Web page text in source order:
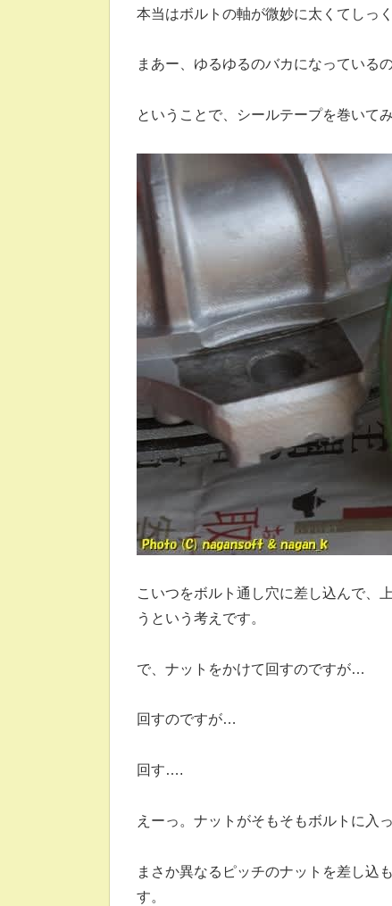
本当はボルトの軸が微妙に太くてしっ
まあー、ゆるゆるのバカになっている
ということで、シールテープを巻いてみ
こいつをボルト通し穴に差し込んで、
うという考えです。
で、ナットをかけて回すのですが…
回すのですが…
回す….
えーっ。ナットがそもそもボルトに入
まさか異なるピッチのナットを差し込
す。